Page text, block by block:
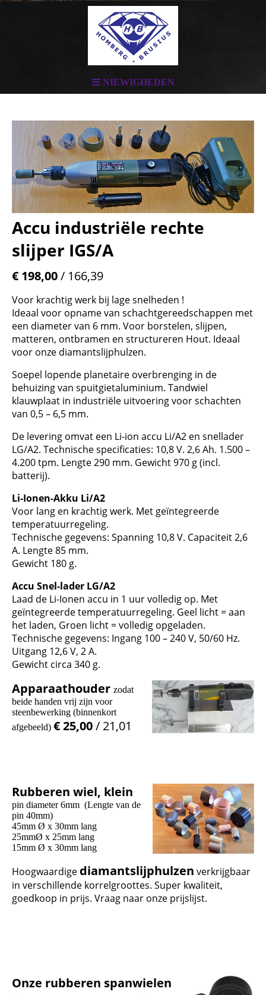
NIEWIGHEDEN
Accu industriële rechte
slijper IGS/A
€ 198,00/ 166,39
Voor krachtig werk bij lage snelheden !
Ideaal voor opname van schachtgereedschappen met
een diameter van 6 mm. Voor borstelen, slijpen,
matteren, ontbramen en structureren Hout. Ideaal
voor onze diamantslijphulzen.
Soepel lopende planetaire overbrenging in de
behuizing van spuitgietaluminium. Tandwiel
klauwplaat in industriële uitvoering voor schachten
van 0,5 – 6,5 mm.
De levering omvat een Li-ion accu Li/A2 en snellader
LG/A2. Technische specificaties: 10,8 V. 2,6 Ah. 1.500 –
4.200 tpm. Lengte 290 mm. Gewicht 970 g (incl.
batterij).
Li-Ionen-Akku Li/A2
Voor lang en krachtig werk. Met geïntegreerde
temperatuurregeling.
Technische gegevens: Spanning 10,8 V. Capaciteit 2,6
A. Lengte 85 mm.
Gewicht 180 g.
Accu Snel-lader LG/A2
Laad de Li-Ionen accu in 1 uur volledig op. Met
geïntegreerde temperatuurregeling. Geel licht = aan
het laden, Groen licht = volledig opgeladen.
Technische gegevens: Ingang 100 – 240 V, 50/60 Hz.
Uitgang 12,6 V, 2 A.
Gewicht circa 340 g.
Apparaathouder zodat
beide handen vrij zijn voor
steenbewerking (binnenkort
afgebeeld) € 25,00/ 21,01
Rubberen wiel, klein
pin diameter 6mm (Lengte van de
pin 40mm)
45mm Ø x 30mm lang
25mmØ x 25mm lang
15mm Ø x 30mm lang
Hoogwaardige diamantslijphulzen verkrijgbaar
in verschillende korrelgroottes. Super kwaliteit,
goedkoop in prijs. Vraag naar onze prijslijst.
Onze rubberen spanwielen